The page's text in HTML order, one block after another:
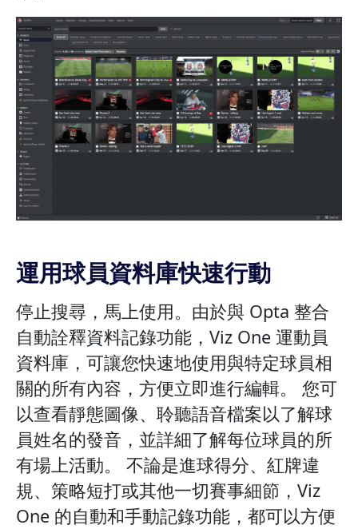
運用球員資料庫快速行動
停止搜尋，馬上使用。由於與 Opta 整合
自動詮釋資料記錄功能，Viz One 運動員
資料庫，可讓您快速地使用與特定球員相
關的所有內容，方便立即進行編輯。 您可
以查看靜態圖像、聆聽語音檔案以了解球
員姓名的發音，並詳細了解每位球員的所
有場上活動。 不論是進球得分、紅牌違
規、策略短打或其他一切賽事細節，Viz
One 的自動和手動記錄功能，都可以方便